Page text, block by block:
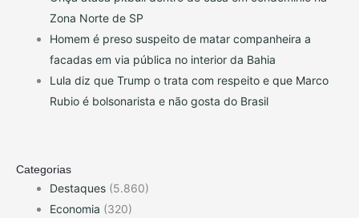
Zona Norte de SP
Homem é preso suspeito de matar companheira a
facadas em via pública no interior da Bahia
Lula diz que Trump o trata com respeito e que Marco
Rubio é bolsonarista e não gosta do Brasil
Categorias
Destaques (5.860)
Economia (320)